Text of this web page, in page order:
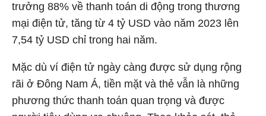
trưởng 88% về thanh toán di động trong thương
mại điện tử, tăng từ 4 tỷ USD vào năm 2023 lên
7,54 tỷ USD chỉ trong hai năm.
Mặc dù ví điện tử ngày càng được sử dụng rộng
rãi ở Đông Nam Á, tiền mặt và thẻ vẫn là những
phương thức thanh toán quan trọng và được